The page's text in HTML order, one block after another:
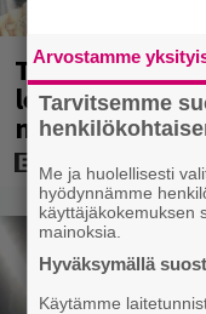
Tänään tv:ssä:
leffassa
nykyaikainen
Arvostamme
Tarvitsemme
Me ja huolellisesti
hyödynnämme
käyttäjäkokemuksen
mainoksia.
Hyväksymällä
Käytämme